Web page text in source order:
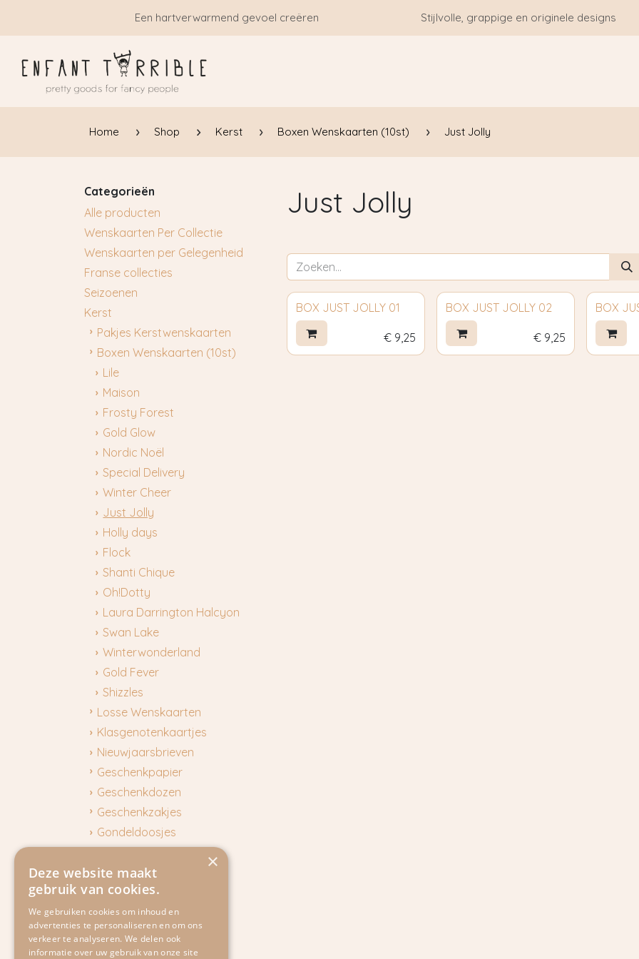
Een hartverwarmend gevoel creëren Stijlvolle, grappige en originele designs
Home Shop Kerst Boxen Wenskaarten (10st) Just Jolly
Categorieën
Alle producten
Wenskaarten Per Collectie
Wenskaarten per Gelegenheid
Franse collecties
Seizoenen
Kerst
Pakjes Kerstwenskaarten
Boxen Wenskaarten (10st)
Lile
Maison
Frosty Forest
Gold Glow
Nordic Noël
Special Delivery
Winter Cheer
Just Jolly
Holly days
Flock
Shanti Chique
Oh!Dotty
Laura Darrington Halcyon
Swan Lake
Winterwonderland
Gold Fever
Shizzles
Losse Wenskaarten
Klasgenotenkaartjes
Nieuwjaarsbrieven
Geschenkpapier
Geschenkdozen
Geschenkzakjes
Gondeldoosjes
Gifttags
Masking Tape
Puzzels
Adventkalender
Franse Collecties
Just Jolly
BOX JUST JOLLY 01
€ 9,25
BOX JUST JOLLY 02
€ 9,25
BOX
×
Deze website maakt
gebruik van cookies.
We gebruiken cookies om inhoud en
advertenties te personaliseren en om ons
verkeer te analyseren. We delen ook
informatie over uw gebruik van onze site